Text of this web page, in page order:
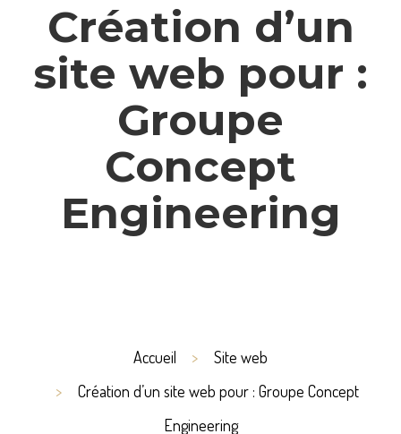
Création d’un
site web pour :
Groupe
Concept
Engineering
Accueil
Site web
Création d’un site web pour : Groupe Concept
Engineering